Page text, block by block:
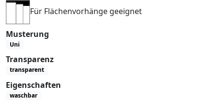
Für Flächenvorhänge geeignet
Musterung
Uni
Transparenz
transparent
Eigenschaften
waschbar